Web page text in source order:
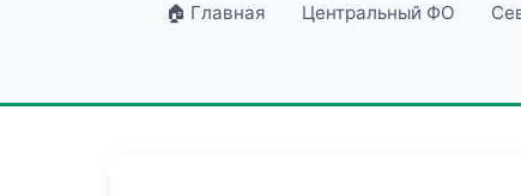
🏠 Главная Центральный ФО